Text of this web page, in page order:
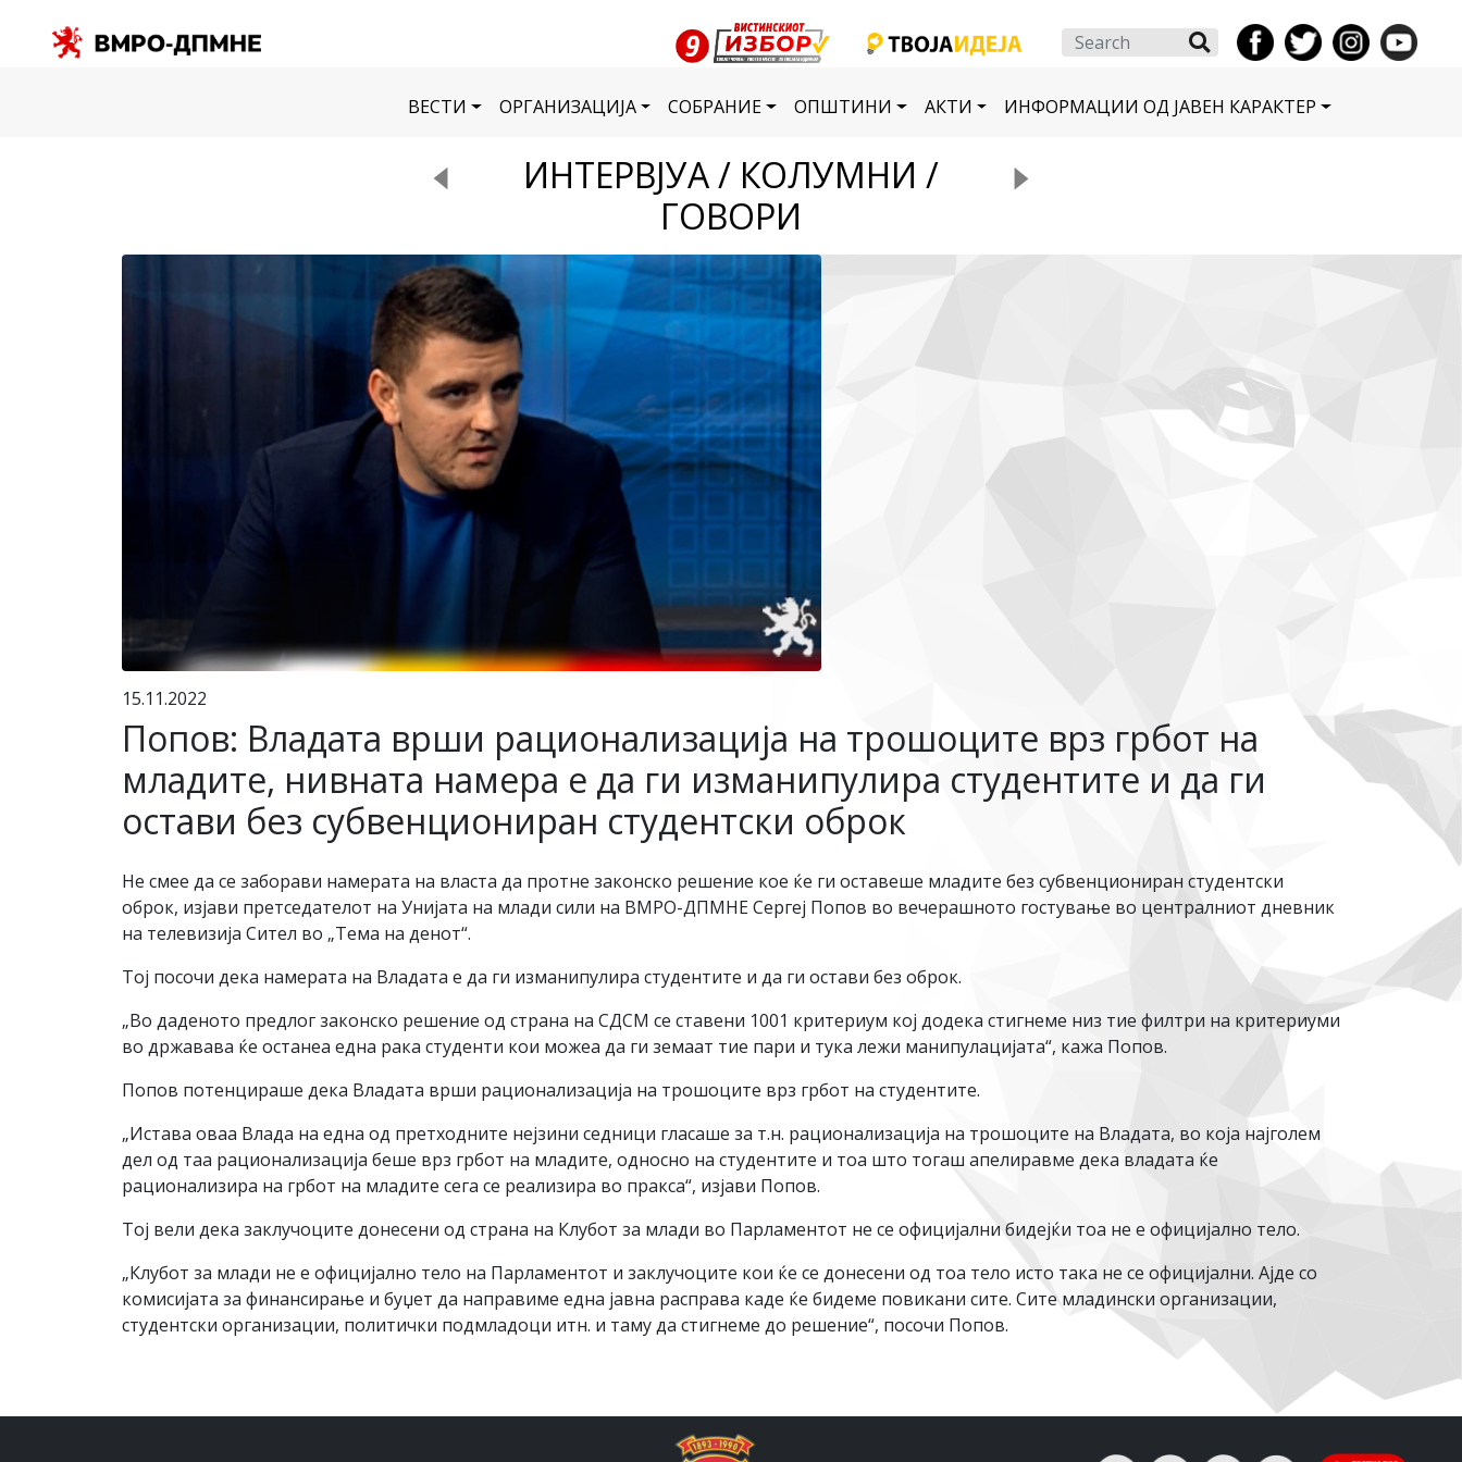
Search
ВЕСТИ ОРГАНИЗАЦИЈА СОБРАНИЕ ОПШТИНИ АКТИ ИНФОРМАЦИИ ОД ЈАВЕН КАРАКТЕР
ИНТЕРВЈУА / КОЛУМНИ /
ГОВОРИ
15.11.2022
Попов: Владата врши рационализација на трошоците врз грбот на
младите, нивната намера е да ги изманипулира студентите и да ги
остави без субвенциониран студентски оброк
Не смее да се заборави намерата на власта да протне законско решение кое ќе ги оставеше младите без субвенциониран студентски
оброк, изјави претседателот на Унијата на млади сили на ВМРО-ДПМНЕ Сергеј Попов во вечерашното гостување во централниот дневник
на телевизија Сител во „Тема на денот“.
Тој посочи дека намерата на Владата е да ги изманипулира студентите и да ги остави без оброк.
„Во даденото предлог законско решение од страна на СДСМ се ставени 1001 критериум кој додека стигнеме низ тие филтри на критериуми
во државава ќе останеа една рака студенти кои можеа да ги земаат тие пари и тука лежи манипулацијата“, кажа Попов.
Попов потенцираше дека Владата врши рационализација на трошоците врз грбот на студентите.
„Истава оваа Влада на една од претходните нејзини седници гласаше за т.н. рационализација на трошоците на Владата, во која најголем
дел од таа рационализација беше врз грбот на младите, односно на студентите и тоа што тогаш апелиравме дека владата ќе
рационализира на грбот на младите сега се реализира во пракса“, изјави Попов.
Тој вели дека заклучоците донесени од страна на Клубот за млади во Парламентот не се официјални бидејќи тоа не е официјално тело.
„Клубот за млади не е официјално тело на Парламентот и заклучоците кои ќе се донесени од тоа тело исто така не се официјални. Ајде со
комисијата за финансирање и буџет да направиме една јавна расправа каде ќе бидеме повикани сите. Сите младински организации,
студентски организации, политички подмладоци итн. и таму да стигнеме до решение“, посочи Попов.